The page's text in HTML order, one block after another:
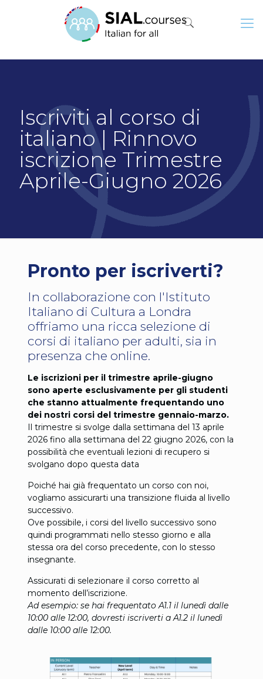
Iscriviti al corso di
italiano | Rinnovo
iscrizione Trimestre
Aprile-Giugno 2026
Pronto per iscriverti?
In collaborazione con l'Istituto
Italiano di Cultura a Londra
offriamo una ricca selezione di
corsi di italiano per adulti, sia in
presenza che online.
Le iscrizioni per il trimestre aprile-giugno
sono aperte esclusivamente per gli studenti
che stanno attualmente frequentando uno
dei nostri corsi del trimestre gennaio-marzo.
Il trimestre si svolge dalla settimana del 13 aprile
2026 fino alla settimana del 22 giugno 2026, con la
possibilità che eventuali lezioni di recupero si
svolgano dopo questa data
Poiché hai già frequentato un corso con noi,
vogliamo assicurarti una transizione fluida al livello
successivo.
Ove possibile, i corsi del livello successivo sono
quindi programmati nello stesso giorno e alla
stessa ora del corso precedente, con lo stesso
insegnante.
Assicurati di selezionare il corso corretto al
momento dell’iscrizione.
Ad esempio: se hai frequentato A1.1 il lunedì dalle
10:00 alle 12:00, dovresti iscriverti a A1.2 il lunedì
dalle 10:00 alle 12:00.